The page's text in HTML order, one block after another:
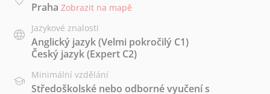
Praha Zobrazit na mapě
Jazykové znalosti
Anglický jazyk(Velmi pokročilý C1)
Český jazyk(Expert C2)
Minimální vzdělání
Středoškolské nebo odborné vyučení s